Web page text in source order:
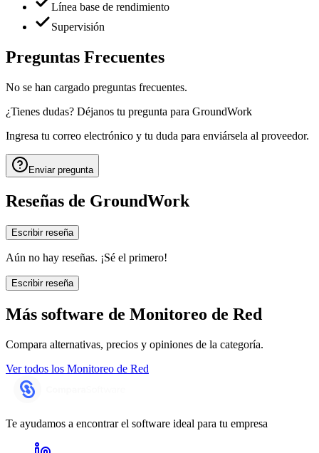
Línea base de rendimiento
Supervisión
Preguntas Frecuentes
No se han cargado preguntas frecuentes.
¿Tienes dudas? Déjanos tu pregunta para GroundWork
Ingresa tu correo electrónico y tu duda para enviársela al proveedor.
Enviar pregunta
Reseñas de GroundWork
Escribir reseña
Aún no hay reseñas. ¡Sé el primero!
Escribir reseña
Más software de Monitoreo de Red
Compara alternativas, precios y opiniones de la categoría.
Ver todos los Monitoreo de Red
Te ayudamos a encontrar el software ideal para tu empresa